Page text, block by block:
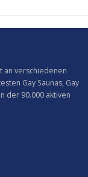
an verschiedenen
Gay Saunas, Gay
der 90.000 aktiven